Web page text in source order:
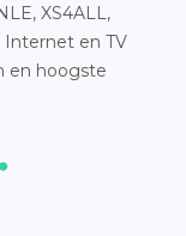
XS4ALL,
Internet en TV
en hoogste